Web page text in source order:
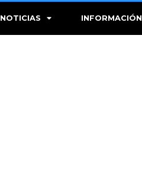
NOTICIAS INFORMACIÓN